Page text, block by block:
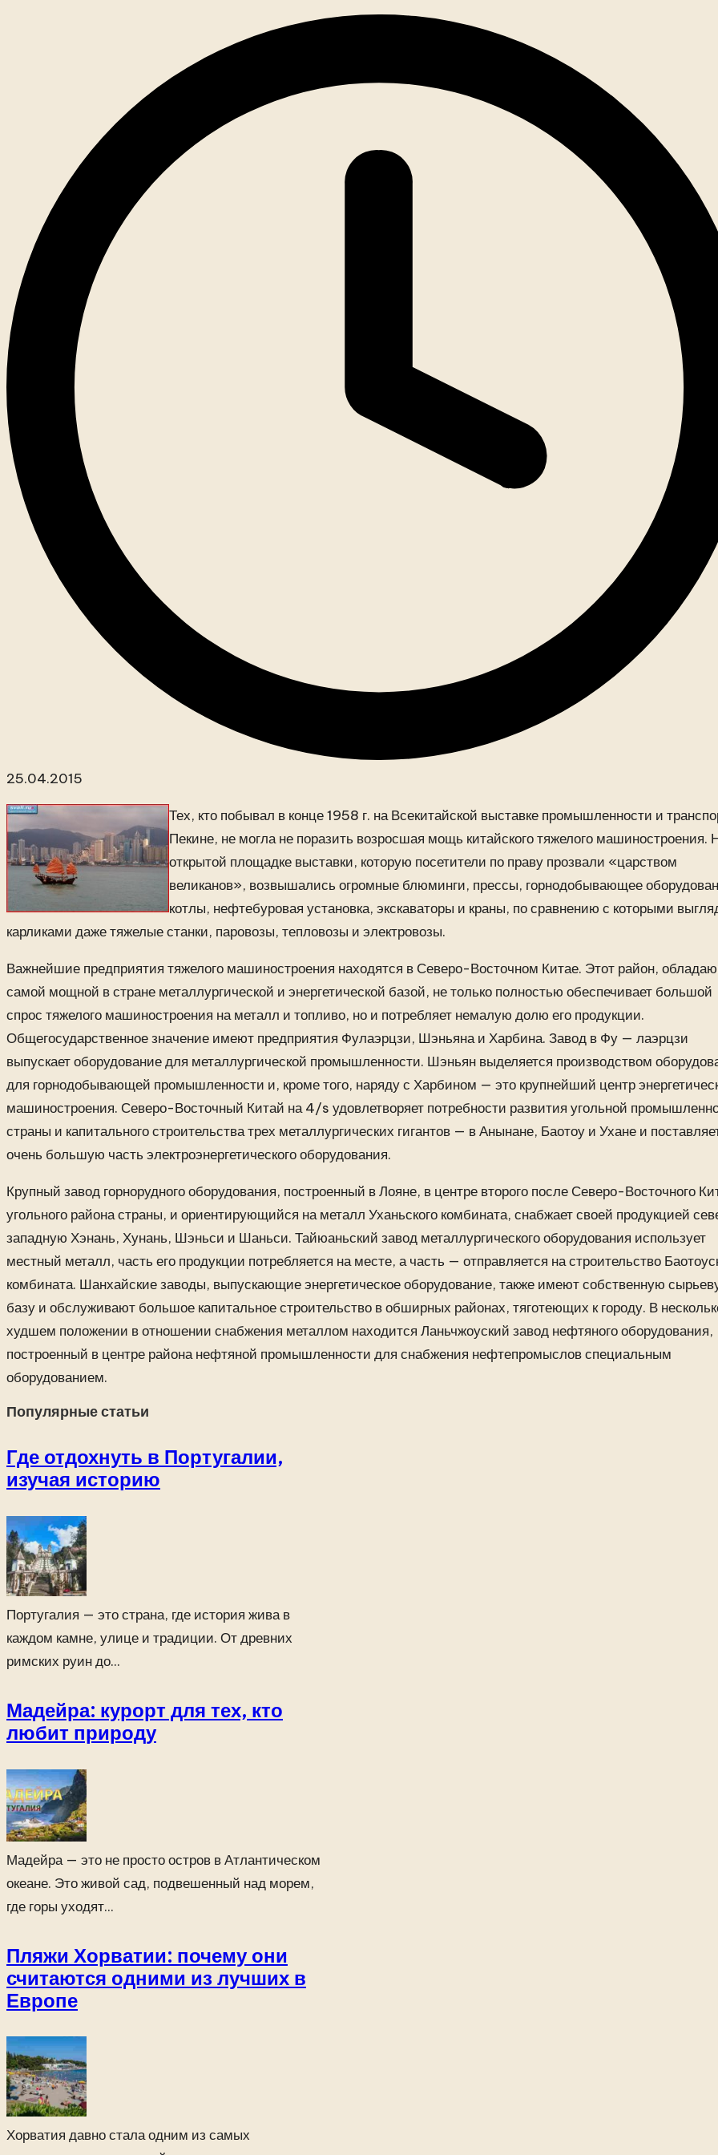
25.04.2015
Тех, кто побывал в конце 1958 г. на Всекитайской выставке промышленности и
Пекине, не могла не поразить возросшая мощь китайского тяжелого машиностроения.
открытой площадке выставки, которую посетители по праву прозвали «царством
великанов», возвышались огромные блюминги, прессы, горнодобывающее
котлы, нефтебуровая установка, экскаваторы и краны, по сравнению с которыми
карликами даже тяжелые станки, паровозы, тепловозы и электровозы.
Важнейшие предприятия тяжелого машиностроения находятся в Северо-Восточном Китае. Этот район,
самой мощной в стране металлургической и энергетической базой, не только полностью обеспечивает большой
спрос тяжелого машиностроения на металл и топливо, но и потребляет немалую долю его продукции.
Общегосударственное значение имеют предприятия Фулаэрцзи, Шэньяна и Харбина. Завод в Фу — лаэрцзи
выпускает оборудование для металлургической промышленности. Шэньян выделяется производством
для горнодобывающей промышленности и, кроме того, наряду с Харбином — это крупнейший центр
машиностроения. Северо-Восточный Китай на 4/s удовлетворяет потребности развития угольной
страны и капитального строительства трех металлургических гигантов — в Анынане, Баотоу и Ухане и
очень большую часть электроэнергетического оборудования.
Крупный завод горнорудного оборудования, построенный в Лояне, в центре второго после Северо-Восточного
угольного района страны, и ориентирующийся на металл Уханьского комбината, снабжает своей продукцией
западную Хэнань, Хунань, Шэньси и Шаньси. Тайюаньский завод металлургического оборудования использует
местный металл, часть его продукции потребляется на месте, а часть — отправляется на строительство
комбината. Шанхайские заводы, выпускающие энергетическое оборудование, также имеют собственную
базу и обслуживают большое капитальное строительство в обширных районах, тяготеющих к городу. В
худшем положении в отношении снабжения металлом находится Ланьчжоуский завод нефтяного оборудования,
построенный в центре района нефтяной промышленности для снабжения нефтепромыслов специальным
оборудованием.
Популярные статьи
Где отдохнуть в Португалии,
изучая историю
Португалия — это страна, где история жива в
каждом камне, улице и традиции. От древних
римских руин до...
Мадейра: курорт для тех, кто
любит природу
Мадейра — это не просто остров в Атлантическом
океане. Это живой сад, подвешенный над морем,
где горы уходят...
Пляжи Хорватии: почему они
считаются одними из лучших в
Европе
Хорватия давно стала одним из самых